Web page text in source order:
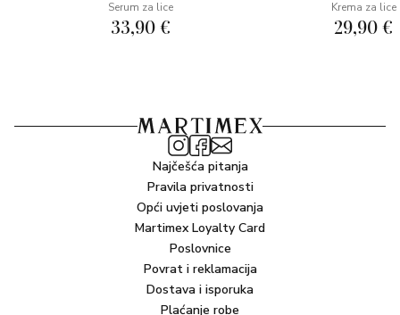
Serum za lice
33,90 €
Krema za lice
29,90 €
Najčešća pitanja
Pravila privatnosti
Opći uvjeti poslovanja
Martimex Loyalty Card
Poslovnice
Povrat i reklamacija
Dostava i isporuka
Plaćanje robe